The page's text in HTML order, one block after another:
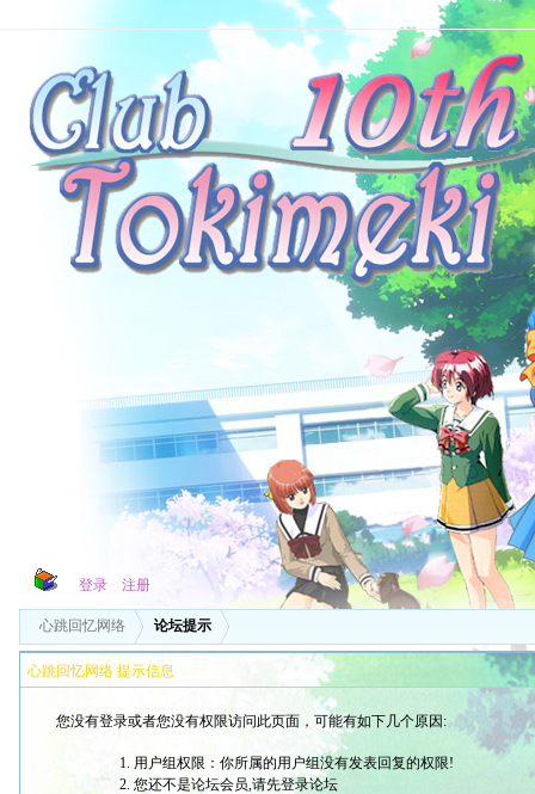
登录 注册
心跳回忆网络 论坛提示
心跳回忆网络 提示信息
您没有登录或者您没有权限访问此页面，可能有如下几个原因:
用户组权限：你所属的用户组没有发表回复的权限!
您还不是论坛会员,请先登录论坛